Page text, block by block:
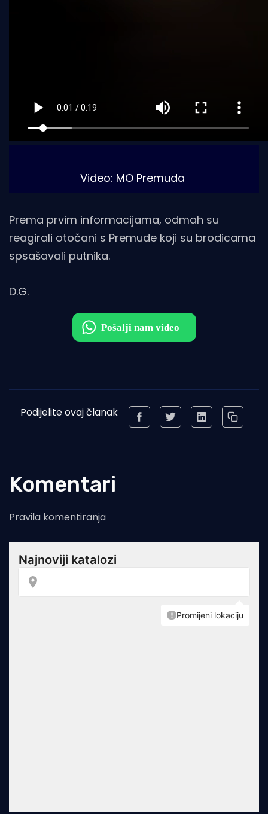
Video: MO Premuda
Prema prvim informacijama, odmah su
reagirali otočani s Premude koji su brodicama
spsašavali putnika.
D.G.
Podijelite ovaj članak
Komentari
Pravila komentiranja